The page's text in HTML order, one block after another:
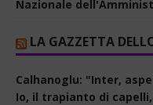
Nazionale
LA GAZZETTA
Calhanoglu: "Inter,
Io, il trapianto di